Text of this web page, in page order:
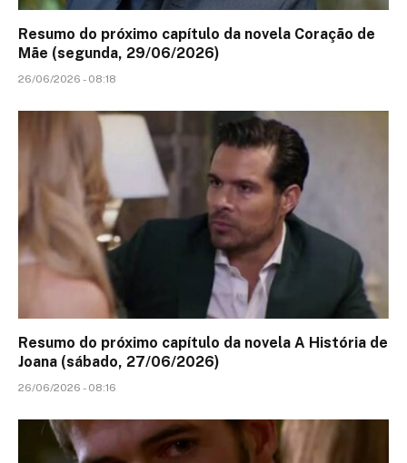
Resumo do próximo capítulo da novela Coração de
Mãe (segunda, 29/06/2026)
26/06/2026 - 08:18
Resumo do próximo capítulo da novela A História de
Joana (sábado, 27/06/2026)
26/06/2026 - 08:16